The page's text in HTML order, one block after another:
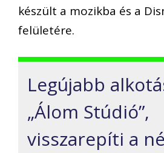
készült a mozikba és a
felületére.
Legújabb
„Álom Stúdió”,
visszarepíti a